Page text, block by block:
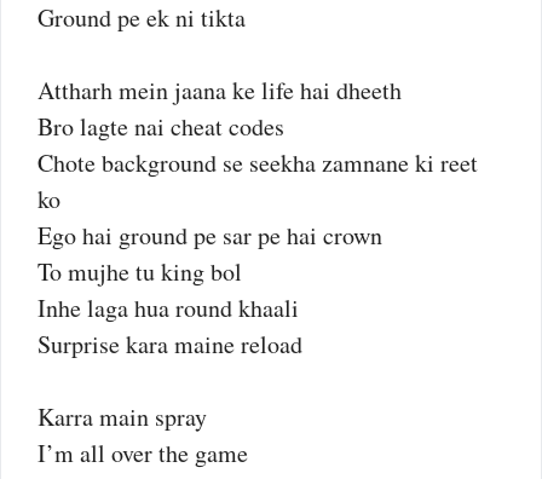
Ground pe ek ni tikta
Attharh mein jaana ke life hai dheeth
Bro lagte nai cheat codes
Chote background se seekha zamnane ki reet
ko
Ego hai ground pe sar pe hai crown
To mujhe tu king bol
Inhe laga hua round khaali
Surprise kara maine reload
Karra main spray
I’m all over the game